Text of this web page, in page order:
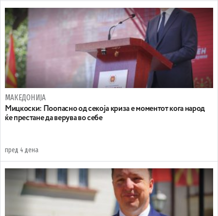
МАКЕДОНИЈА
Мицкоски: Поопасно од секоја криза е моментот кога народ
ќе престане да верува во себе
пред 4 дена